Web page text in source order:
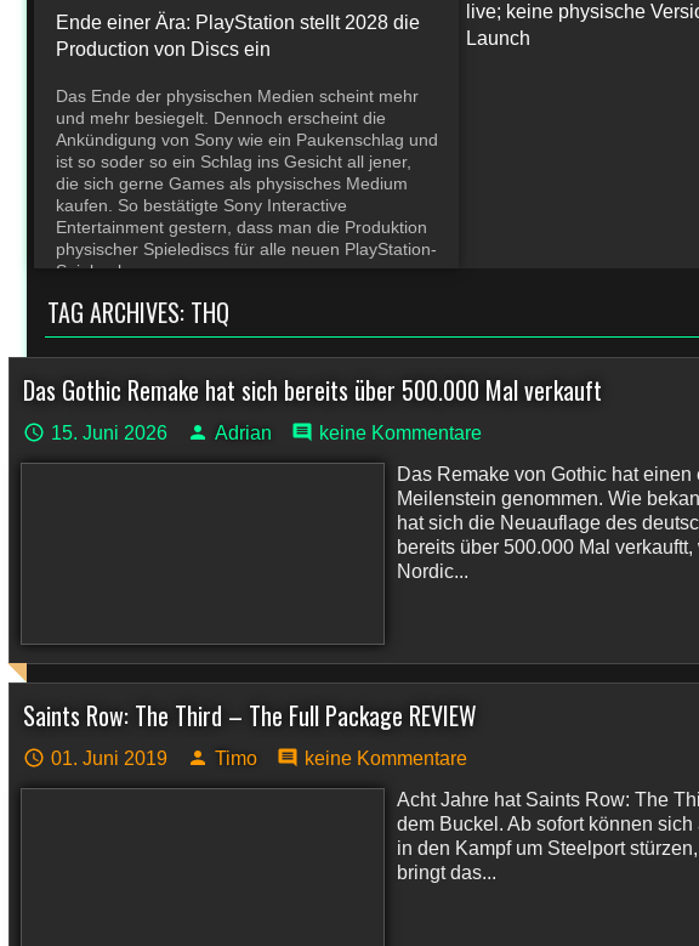
Ende einer Ära: PlayStation stellt 2028 die
Production von Discs ein
Das Ende der physischen Medien scheint mehr
und mehr besiegelt. Dennoch erscheint die
Ankündigung von Sony wie ein Paukenschlag und
ist so soder so ein Schlag ins Gesicht all jener,
die sich gerne Games als physisches Medium
kaufen. So bestätigte Sony Interactive
Entertainment gestern, dass man die Produktion
physischer Spielediscs für alle neuen PlayStation-
Spiele ab
live; keine physische
Launch
TAG ARCHIVES: THQ
Das Gothic Remake hat sich bereits über 500.000 Mal verkauft
15. Juni 2026 Adrian
keine Kommentare
Das Remake von Gothic hat einen
Meilenstein genommen. Wie
hat sich die Neuauflage des
bereits über 500.000 Mal
Nordic...
Saints Row: The Third – The Full Package REVIEW
01. Juni 2019 Timo
keine Kommentare
Acht Jahre hat Saints Row: The
dem Buckel. Ab sofort können
in den Kampf um Steelport
bringt das...